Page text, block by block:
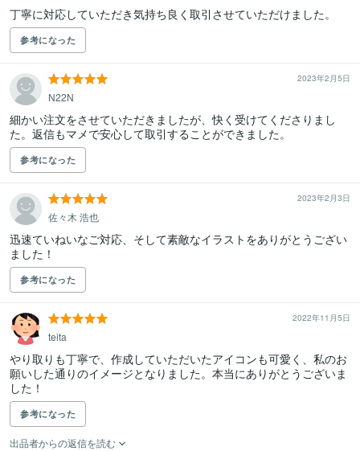
丁寧に対応していただき気持ち良く取引させていただけました。
参考になった
2023年2月5日
N22N
細かい注文をさせていただきましたが、快く受けてくださりまし
た。返信もマメで安心して取引することができました。
参考になった
2023年2月3日
佐々木 浩也
迅速ていねいなご対応、そして素敵なイラストをありがとうござい
ました！
参考になった
2022年11月5日
teita
やり取りも丁寧で、作成していただいたアイコンも可愛く、私のお
願いした通りのイメージとなりました。本当にありがとうございま
した！
参考になった
出品者からの返信を読む